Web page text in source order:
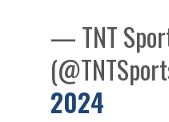
— TNT
2024